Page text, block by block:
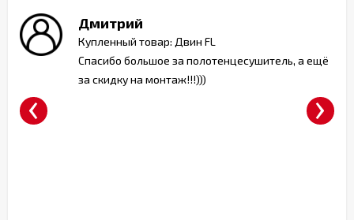
Дмитрий
Купленный товар: Двин FL
Спасибо большое за полотенцесушитель, а ещё
за скидку на монтаж!!!)))
‹ ›